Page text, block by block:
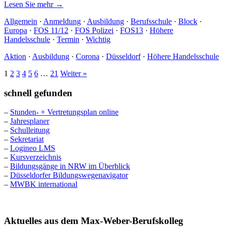
Lesen Sie mehr →
Allgemein · Anmeldung · Ausbildung · Berufsschule · Block ·
Europa · FOS 11/12 · FOS Polizei · FOS13 · Höhere
Handelsschule · Termin · Wichtig
Aktion · Ausbildung · Corona · Düsseldorf· Höhere Handelsschule
1 2 3 4 5 6 … 21 Weiter »
schnell gefunden
– Stunden- + Vertretungsplan online
– Jahresplaner
– Schulleitung
– Sekretariat
– Logineo LMS
– Kursverzeichnis
– Bildungsgänge in NRW im Überblick
– Düsseldorfer Bildungswegenavigator
– MWBK international
Aktuelles aus dem Max-Weber-Berufskolleg